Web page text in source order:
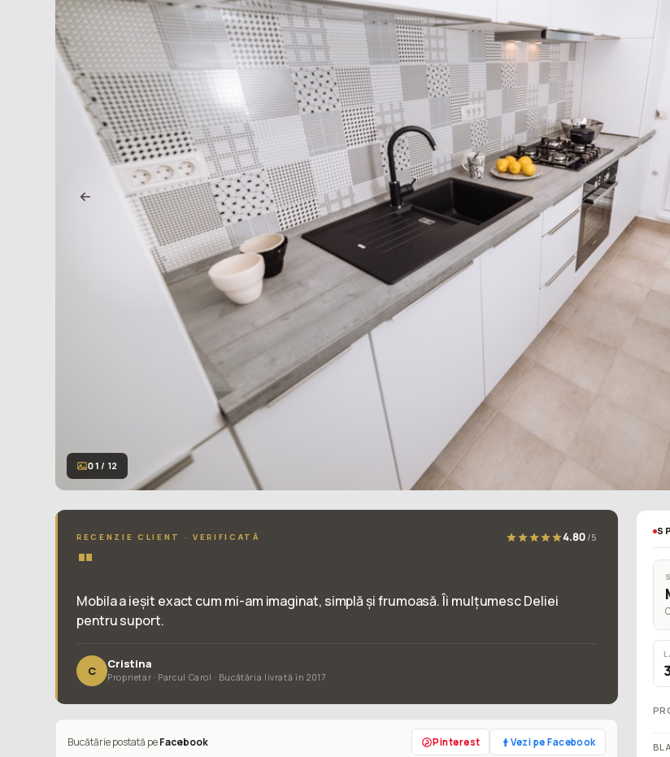
01 / 12
RECENZIE CLIENT · VERIFICATĂ 4.80 /5
"
Mobila a ieșit exact cum mi-am imaginat, simplă și frumoasă. Îi mulțumesc Deliei
pentru suport.
C Cristina
Proprietar · Parcul Carol · Bucătăria livrată în 2017
Bucătărie postată peFacebook Pinterest Vezi pe Facebook